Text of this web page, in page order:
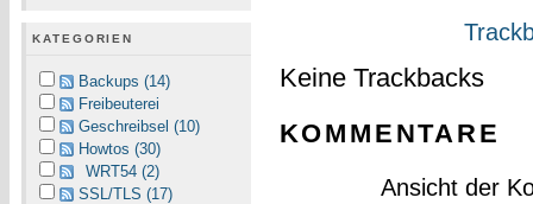
KATEGORIEN
Backups (14)
Freibeuterei
Geschreibsel (10)
Howtos (30)
WRT54 (2)
SSL/TLS (17)
Keine Trackbacks
KOMMENTARE
Ansicht der